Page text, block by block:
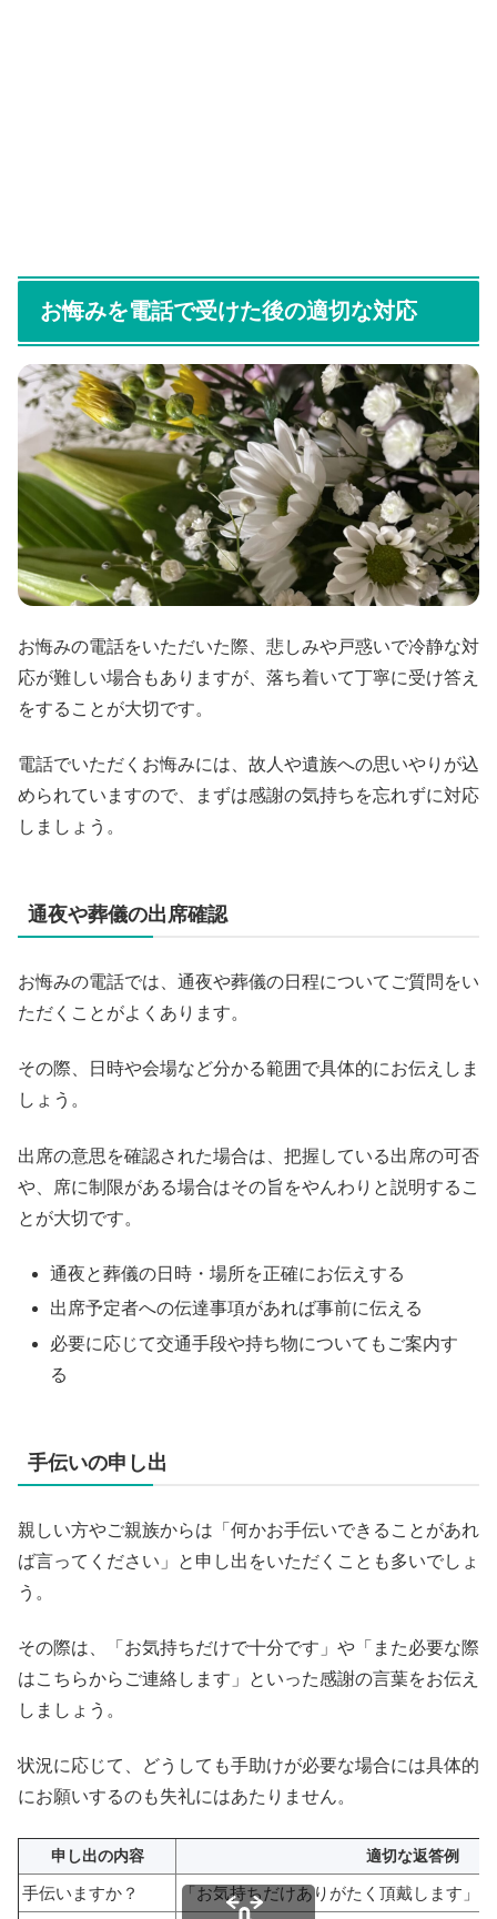
お悔みを電話で受けた後の適切な対応
お悔みの電話をいただいた際、悲しみや戸惑いで冷静な対
応が難しい場合もありますが、落ち着いて丁寧に受け答え
をすることが大切です。
電話でいただくお悔みには、故人や遺族への思いやりが込
められていますので、まずは感謝の気持ちを忘れずに対応
しましょう。
通夜や葬儀の出席確認
お悔みの電話では、通夜や葬儀の日程についてご質問をい
ただくことがよくあります。
その際、日時や会場など分かる範囲で具体的にお伝えしま
しょう。
出席の意思を確認された場合は、把握している出席の可否
や、席に制限がある場合はその旨をやんわりと説明するこ
とが大切です。
通夜と葬儀の日時・場所を正確にお伝えする
出席予定者への伝達事項があれば事前に伝える
必要に応じて交通手段や持ち物についてもご案内す
る
手伝いの申し出
親しい方やご親族からは「何かお手伝いできることがあれ
ば言ってください」と申し出をいただくことも多いでしょ
う。
その際は、「お気持ちだけで十分です」や「また必要な際
はこちらからご連絡します」といった感謝の言葉をお伝え
しましょう。
状況に応じて、どうしても手助けが必要な場合には具体的
にお願いするのも失礼にはあたりません。
申し出の内容 適切な返答例
手伝いますか？
「お気持ちだけありがたく頂戴します」